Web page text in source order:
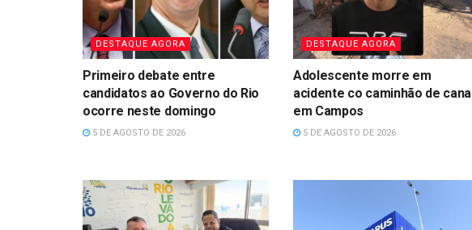
DESTAQUE AGORA
Primeiro debate entre
candidatos ao Governo do Rio
ocorre neste domingo
5 DE AGOSTO DE 2026
DESTAQUE AGORA
Adolescente morre em
acidente co caminhão de cana
em Campos
5 DE AGOSTO DE 2026